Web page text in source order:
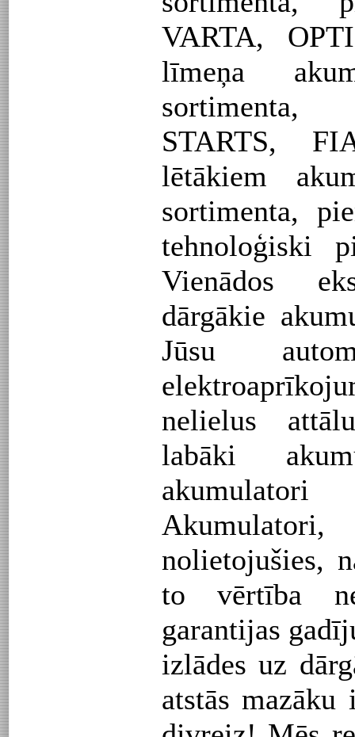
VARTA,
līmeņa
STARTS,
lētākiem
sortimenta,
tehnoloģiski
Vienādos
dārgākie
Jūsu
nelielus
labāki
nolietojušies,
to vērtība
garantijas
izlādes uz
atstās mazāku